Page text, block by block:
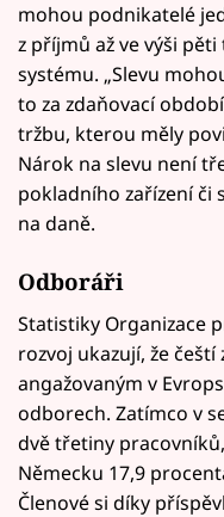
mohou podnikatelé
z příjmů až ve výši
systému. „Slevu
to za zdaňovací
tržbu, kterou měly
Nárok na slevu není
pokladního zařízení či
na daně.
Odboráři
Statistiky Organizace
rozvoj ukazují, že
angažovaným v
odborech. Zatímco v
dvě třetiny
Německu 17,9
Členové si díky